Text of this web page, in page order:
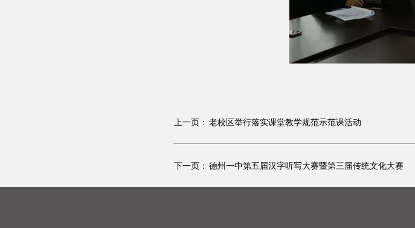
上一页： 老校区举行落实课堂教学规范示范课活动
下一页： 德州一中第五届汉字听写大赛暨第三届传统文化大赛